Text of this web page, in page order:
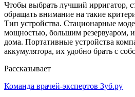
Чтобы выбрать лучший ирригатор,
обращать внимание на такие
Тип устройства. Стационарные
мощностью, большим резервуаром,
дома. Портативные устройства
аккумулятора, их удобно брать с
Рассказывает
Команда врачей-экспертов Зуб.ру